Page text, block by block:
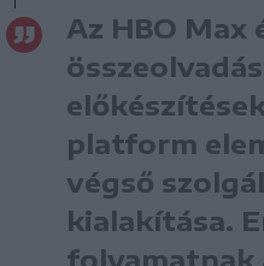
Az HBO Max
platform
végső
kialakítása.
folyamatnak